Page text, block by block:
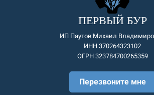
ПЕРВЫЙ БУР
ИП Паутов Михаил
ИНН 370264323102
ОГРН 323784700265359
Перезвоните мне